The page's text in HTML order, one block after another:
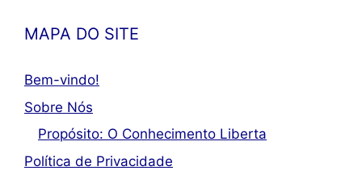
MAPA DO SITE
Bem-vindo!
Sobre Nós
Propósito: O Conhecimento Liberta
Política de Privacidade